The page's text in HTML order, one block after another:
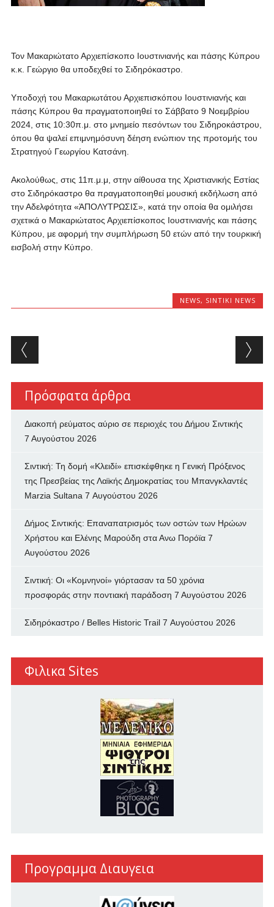
Τον Μακαριώτατο Αρχιεπίσκοπο Ιουστινιανής και πάσης Κύπρου
κ.κ. Γεώργιο θα υποδεχθεί το Σιδηρόκαστρο.
Υποδοχή του Μακαριωτάτου Αρχιεπισκόπου Ιουστινιανής και
πάσης Κύπρου θα πραγματοποιηθεί το Σάββατο 9 Νοεμβρίου
2024, στις 10:30π.μ. στο μνημείο πεσόντων του Σιδηροκάστρου,
όπου θα ψαλεί επιμνημόσυνη δέηση ενώπιον της προτομής του
Στρατηγού Γεωργίου Κατσάνη.
Ακολούθως, στις 11π.μ.μ, στην αίθουσα της Χριστιανικής Εστίας
στο Σιδηρόκαστρο θα πραγματοποιηθεί μουσική εκδήλωση από
την Αδελφότητα «ΆΠΟΛΥΤΡΩΣΙΣ», κατά την οποία θα ομιλήσει
σχετικά ο Μακαριώτατος Αρχιεπίσκοπος Ιουστινιανής και πάσης
Κύπρου, με αφορμή την συμπλήρωση 50 ετών από την τουρκική
εισβολή στην Κύπρο.
NEWS, SINTIKI NEWS
Post navigation
Πρόσφατα άρθρα
Διακοπή ρεύματος αύριο σε περιοχές του Δήμου Σιντικής
7 Αυγούστου 2026
Σιντική: Τη δομή «Κλειδί» επισκέφθηκε η Γενική Πρόξενος
της Πρεσβείας της Λαϊκής Δημοκρατίας του Μπανγκλαντές
Marzia Sultana 7 Αυγούστου 2026
Δήμος Σιντικής: Επαναπατρισμός των oστών των Ηρώων
Χρήστου και Ελένης Μαρούδη στα Ανω Πορόϊα 7
Αυγούστου 2026
Σιντική: Οι «Κομνηνοί» γιόρτασαν τα 50 χρόνια
προσφοράς στην ποντιακή παράδοση 7 Αυγούστου 2026
Σιδηρόκαστρο / Belles Historic Trail 7 Αυγούστου 2026
Φιλικα Sites
Προγραμμα Διαυγεια